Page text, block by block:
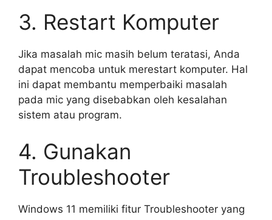
3. Restart Komputer
Jika masalah mic masih belum teratasi, Anda
dapat mencoba untuk merestart komputer. Hal
ini dapat membantu memperbaiki masalah
pada mic yang disebabkan oleh kesalahan
sistem atau program.
4. Gunakan
Troubleshooter
Windows 11 memiliki fitur Troubleshooter yang